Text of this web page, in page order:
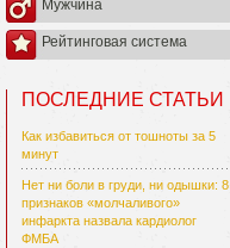
Мужчина
Рейтинговая система
ПОСЛЕДНИЕ СТАТЬИ
Как избавиться от тошноты за 5
минут
Нет ни боли в груди, ни одышки: 8
признаков «молчаливого»
инфаркта назвала кардиолог
ФМБА